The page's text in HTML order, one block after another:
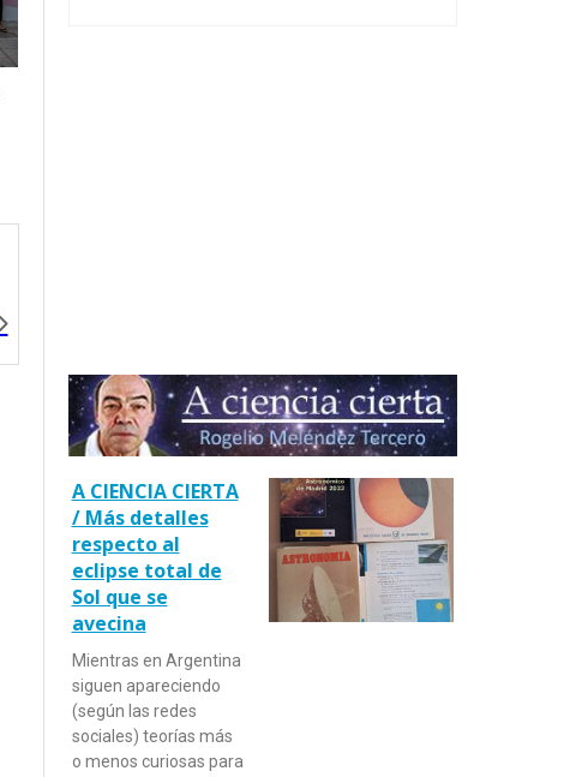
A CIENCIA CIERTA
/ Más detalles
respecto al
eclipse total de
Sol que se
avecina
Mientras en Argentina
siguen apareciendo
(según las redes
sociales) teorías más
o menos curiosas para